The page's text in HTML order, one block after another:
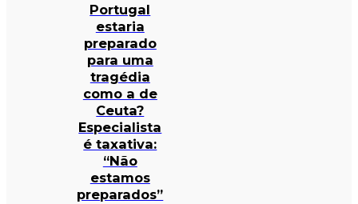
Portugal
estaria
preparado
para uma
tragédia
como a de
Ceuta?
Especialista
é taxativa:
“Não
estamos
preparados”